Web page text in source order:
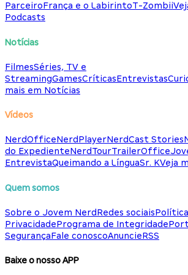
ParceiroFrança e o LabirintoT-Zombii
Podcasts
Notícias
FilmesSéries, TV e
StreamingGamesCríticasEntrevistas
mais em Notícias
Vídeos
NerdOfficeNerdPlayerNerdCast Stories
do ExpedienteNerdTourTrailerOffice
EntrevistaQueimando a LínguaSr. KVeja
Quem somos
Sobre o Jovem NerdRedes sociais
PrivacidadePrograma de Integridade
SegurançaFale conoscoAnuncieRSS
Baixe o nosso APP